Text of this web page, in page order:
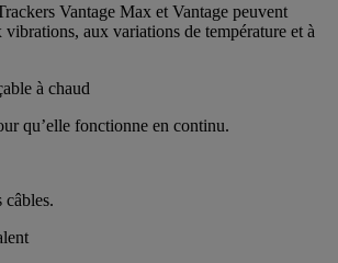
Vantage Max et Vantage peuvent
vibrations, aux variations de température et à
à chaud
qu’elle fonctionne en continu.
câbles.